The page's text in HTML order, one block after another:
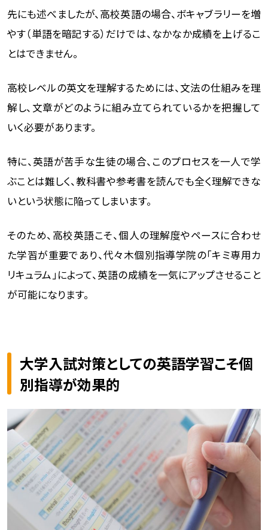
先にも述べましたが、高校英語の場合、ボキャブラリーを増
やす（単語を暗記する）だけでは、なかなか成績を上げるこ
とはできません。
高校レベルの英文を理解するためには、文法の仕組みを理
解し、文章がどのように組み立てられているかを把握して
いく必要があります。
特に、英語が苦手な生徒の場合、このプロセスを一人で学
ぶことは難しく、教科書や参考書を読んでも全く理解できな
いという状態に陥ってしまいます。
そのため、高校英語こそ、個人の理解度やペースに合わせ
た学習が重要であり、代々木個別指導学院の「キミ専用カ
リキュラム」によって、英語の成績を一気にアップさせること
が可能になります。
大学入試対策としての英語学習こそ個
別指導が効果的